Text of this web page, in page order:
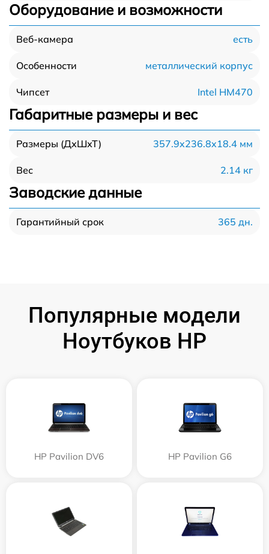
Оборудование и возможности
Веб-камера есть
Особенности металлический корпус
Чипсет Intel HM470
Габаритные размеры и вес
Размеры (ДхШхТ) 357.9x236.8x18.4 мм
Вес 2.14 кг
Заводские данные
Гарантийный срок 365 дн.
Популярные модели
Ноутбуков HP
HP Pavilion DV6 HP Pavilion G6